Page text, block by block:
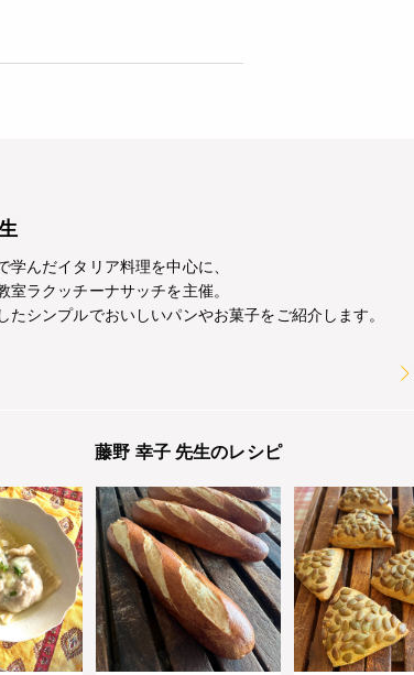
学んだイタリア料理を中心に、
室ラクッチーナサッチを主催。
たシンプルでおいしいパンやお菓子をご紹介します。
藤野 幸子 先生のレシピ